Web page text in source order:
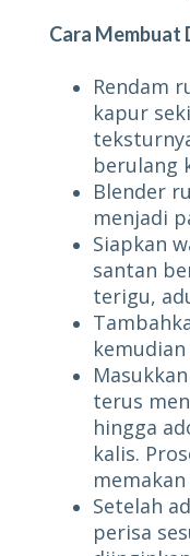
Cara Membuat
Rendam
kapur
berulang
Blender
menjadi
Siapkan
santan
terigu,
terus
hingga
kalis.
Setelah
perisa